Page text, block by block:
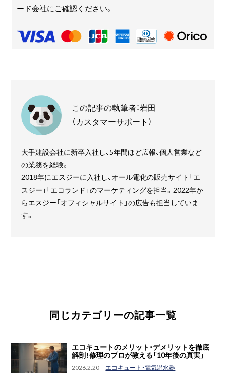
ード会社にご確認ください。
この記事の執筆者：岩田
（カスタマーサポート）
大手建設会社に新卒入社し、5年間ほど広報、個人営業など
の業務を経験。
2018年にエスジーに入社し、オール電化の販売サイト「エ
スジー」「エコランド」のマーケティングを担当。2022年か
らエスジー「オフィシャルサイト」の広告も担当していま
す。
同じカテゴリーの記事一覧
エコキュートのメリット・デメリットを徹底
解剖！修理のプロが教える「10年後の真実」
2026.2.20 エコキュート・電気温水器